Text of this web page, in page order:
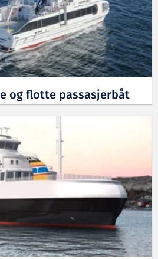
og flotte passasjerbåt